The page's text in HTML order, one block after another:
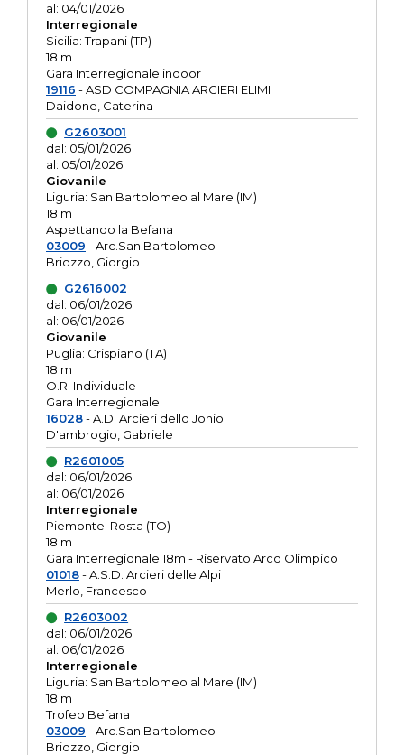
al: 04/01/2026
Interregionale
Sicilia: Trapani (TP)
18 m
Gara Interregionale indoor
19116 - ASD COMPAGNIA ARCIERI ELIMI
Daidone, Caterina
G2603001
dal: 05/01/2026
al: 05/01/2026
Giovanile
Liguria: San Bartolomeo al Mare (IM)
18 m
Aspettando la Befana
03009 - Arc.San Bartolomeo
Briozzo, Giorgio
G2616002
dal: 06/01/2026
al: 06/01/2026
Giovanile
Puglia: Crispiano (TA)
18 m
O.R. Individuale
Gara Interregionale
16028- A.D. Arcieri dello Jonio
D'ambrogio, Gabriele
R2601005
dal: 06/01/2026
al: 06/01/2026
Interregionale
Piemonte: Rosta (TO)
18 m
Gara Interregionale 18m - Riservato Arco Olimpico
01018- A.S.D. Arcieri delle Alpi
Merlo, Francesco
R2603002
dal: 06/01/2026
al: 06/01/2026
Interregionale
Liguria: San Bartolomeo al Mare (IM)
18 m
Trofeo Befana
03009 - Arc.San Bartolomeo
Briozzo, Giorgio